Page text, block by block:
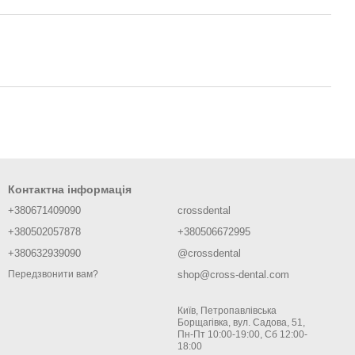
Контактна інформація
+380671409090
+380502057878
+380632939090
Передзвонити вам?
crossdental
+380506672995
@crossdental
shop@cross-dental.com
Київ, Петропавлівська
Борщагівка, вул. Садова, 51,
Пн-Пт 10:00-19:00, Сб 12:00-
18:00